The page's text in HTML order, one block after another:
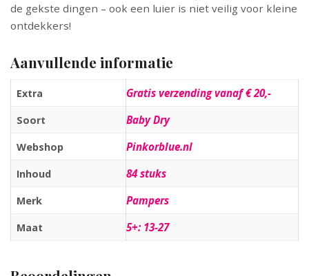
de gekste dingen – ook een luier is niet veilig voor kleine
ontdekkers!
Aanvullende informatie
Extra Gratis verzending vanaf € 20,-
Soort Baby Dry
Webshop Pinkorblue.nl
Inhoud 84 stuks
Merk Pampers
Maat 5+: 13-27